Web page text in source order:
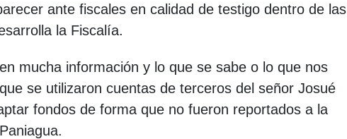
ante fiscales en calidad de testigo dentro de las
la Fiscalía.
mucha información y lo que se sabe o lo que nos
se utilizaron cuentas de terceros del señor Josué
fondos de forma que no fueron reportados a la